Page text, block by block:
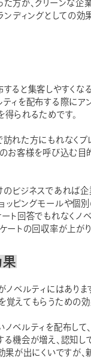
た方が、クリーンな企
ンディングとしての効
ると集客しやすくな
ティを配布する際にア
られるためです。
訪れた方にもれなくプ
のお客様を呼び込む目
のビジネスであれば企
ッピングモールや個
ト回答でもれなくノ
ートの回収率が上がり
果
ノベルティにはあり
覚えてもらうための効
ノベルティを配布して
る機会が増え、認知し
果が出にくいですが